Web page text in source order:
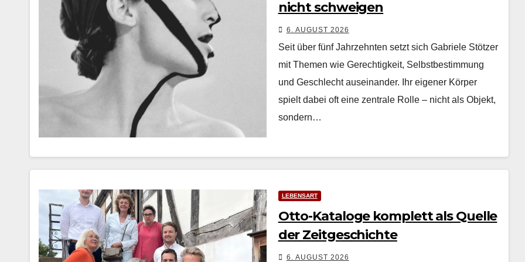
nicht schweigen
6. AUGUST 2026
Seit über fünf Jahrzehn­ten set­zt sich Gabriele Stötzer
mit The­men wie Gerechtigkeit, Selb­st­bes­tim­mung
und Geschlecht auseinan­der. Ihr eigen­er Kör­p­er
spielt dabei oft eine zen­trale Rolle – nicht als Objekt,
son­dern…
LEBENSART
Otto-Kataloge komplett als Quelle
der Zeitgeschichte
6. AUGUST 2026